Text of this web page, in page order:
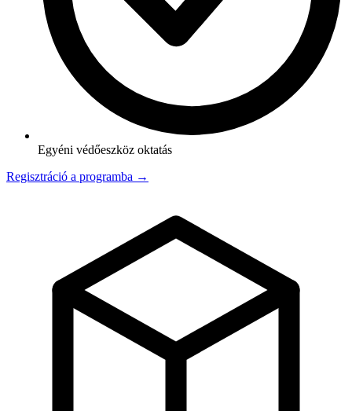
Egyéni védőeszköz oktatás
Regisztráció a programba →